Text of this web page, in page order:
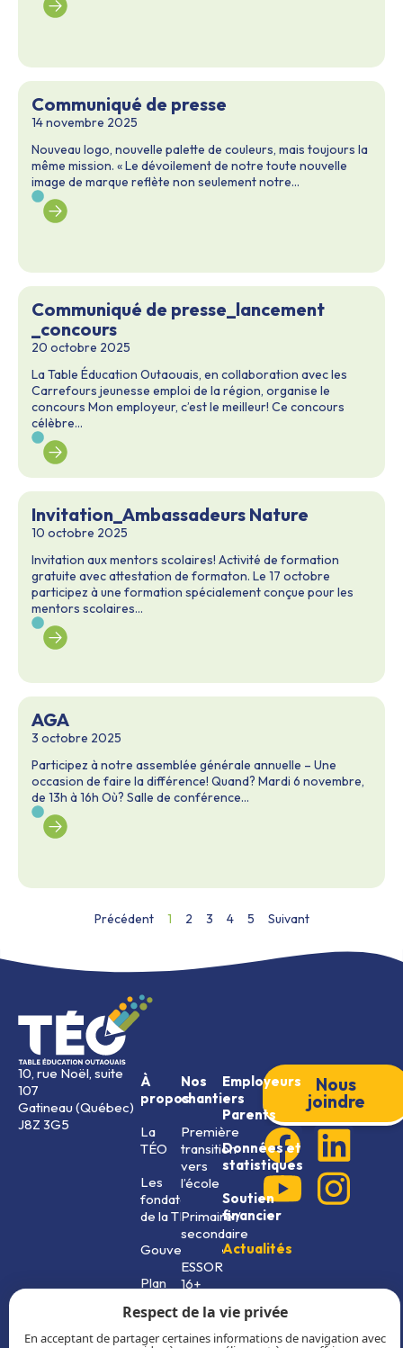
Communiqué de presse
14 novembre 2025
Nouveau logo, nouvelle palette de couleurs, mais toujours la
même mission. « Le dévoilement de notre toute nouvelle
image de marque reflète non seulement notre...
Communiqué de presse_lancement
_concours
20 octobre 2025
La Table Éducation Outaouais, en collaboration avec les
Carrefours jeunesse emploi de la région, organise le
concours Mon employeur, c’est le meilleur! Ce concours
célèbre...
Invitation_Ambassadeurs Nature
10 octobre 2025
Invitation aux mentors scolaires! Activité de formation
gratuite avec attestation de formaton. Le 17 octobre
participez à une formation spécialement conçue pour les
mentors scolaires...
AGA
3 octobre 2025
Participez à notre assemblée générale annuelle – Une
occasion de faire la différence! Quand? Mardi 6 novembre,
de 13h à 16h Où? Salle de conférence...
Précédent 1 2 3 4 5 Suivant
10, rue Noël, suite
107
Gatineau (Québec)
J8Z 3G5
À
propos
La
TÉO
Les
fondateurs
de la TÉO
Gouvernance
Plan
et rapports
annuels
Nos
chantiers
Première
transition
vers
l’école
Primaire /
secondaire
ESSOR
16+
Employeurs
Parents
Données et
statistiques
Soutien
financier
Actualités
Nous
joindre
Respect de la vie privée
En acceptant de partager certaines informations de navigation avec